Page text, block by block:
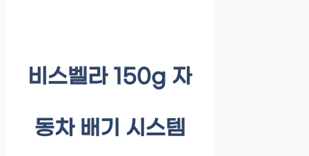
비스벨라 150g 자
동차 배기 시스템